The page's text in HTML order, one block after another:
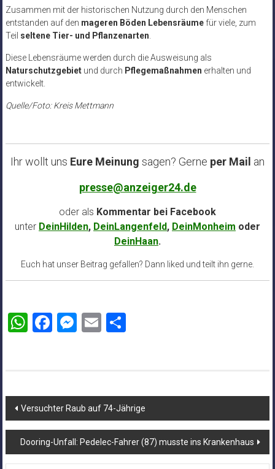
Zusammen mit der historischen Nutzung durch den Menschen
entstanden auf den mageren Böden Lebensräumefür viele, zum
Teil seltene Tier- und Pflanzenarten
Diese Lebensräume werden durch die Ausweisung als
Naturschutzgebiet und durch Pflegemaßnahmen erhalten und
entwickelt.
Quelle/Foto: Kreis Mettmann
Ihr wollt uns Eure Meinung sagen? Gerne per Mail an
presse@anzeiger24.de
oder als Kommentar bei Facebook
unter DeinHilden, DeinLangenfeld, DeinMonheim oder
DeinHaan.
Euch hat unser Beitrag gefallen? Dann liked und teilt ihn gerne.
WhatsApp
Facebook
Messenger
EmailTeilen
Beitragsnavigation
Versuchter Raub auf 74-Jährige
Dooring-Unfall: Pedelec-Fahrer (87) musste ins Krankenhaus